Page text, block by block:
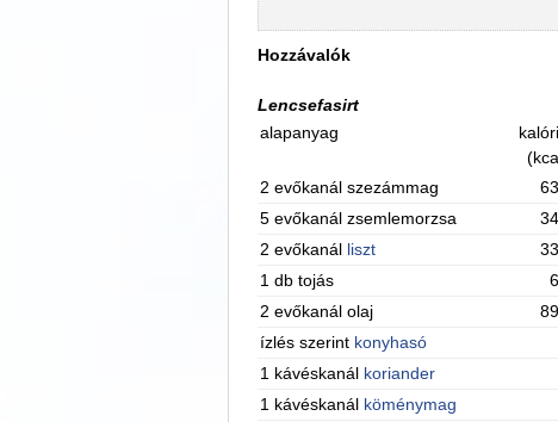
Hozzávalók
Lencsefasirt
alapanyag
2 evőkanál szezámmag
5 evőkanál zsemlemorzsa
2 evőkanál liszt
1 db tojás
2 evőkanál olaj
ízlés szerint konyhasó
1 kávéskanál koriander
1 kávéskanál köménymag